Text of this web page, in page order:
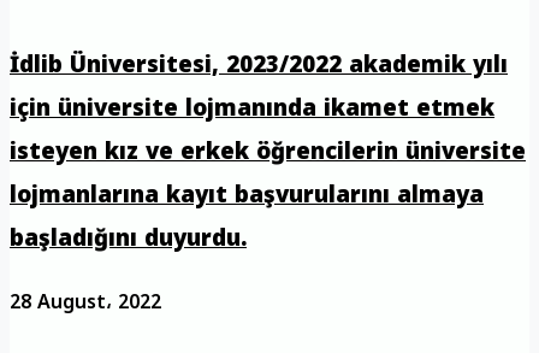
İdlib Üniversitesi, 2023/2022 akademik yılı
için üniversite lojmanında ikamet etmek
isteyen kız ve erkek öğrencilerin üniversite
lojmanlarına kayıt başvurularını almaya
başladığını duyurdu.
28 August، 2022